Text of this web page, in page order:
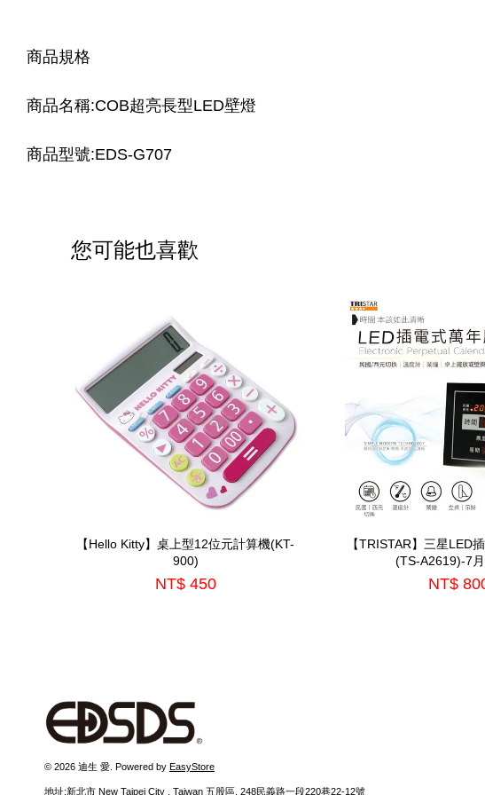
商品規格
商品名稱:COB超亮長型LED壁燈
商品型號:EDS-G707
您可能也喜歡
【Hello Kitty】桌上型12位元計算機(KT-
900)
NT$ 450
【TRISTAR】三星LED
(TS-A2619)-7
NT$
© 2026 迪生 愛. Powered by EasyStore
地址:新北市 New Taipei City , Taiwan 五股區, 248民義路一段220巷22-12號